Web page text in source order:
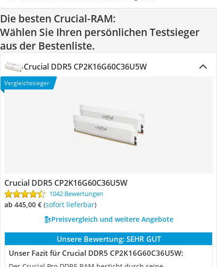
Die besten Crucial-RAM:
Wählen Sie Ihren persönlichen Testsieger
aus der Bestenliste.
Crucial DDR5 CP2K16G60C36U5W
Vergleichssieger
Crucial DDR5 CP2K16G60C36U5W
1042 Bewertungen
ab 445,00 € ( Sofort lieferbar)
Preisvergleich und weitere Angebote
Unsere Bewertung: SEHR GUT
Unser Fazit für Crucial DDR5 CP2K16G60C36U5W: